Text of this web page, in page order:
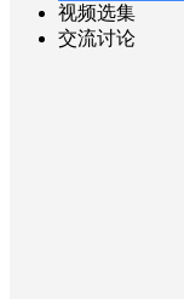
视频选集
交流讨论